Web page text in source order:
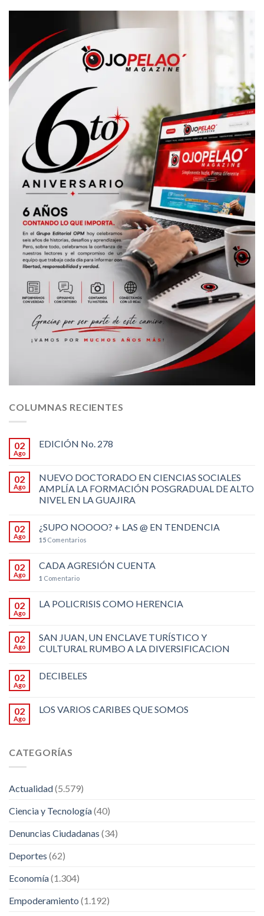
COLUMNAS RECIENTES
02
Ago
EDICIÓN No. 278
02
Ago
NUEVO DOCTORADO EN CIENCIAS SOCIALES
AMPLÍA LA FORMACIÓN POSGRADUAL DE ALTO
NIVEL EN LA GUAJIRA
02
Ago
¿SUPO NOOOO? + LAS @ EN TENDENCIA
15 Comentarios
02
Ago
CADA AGRESIÓN CUENTA
1 Comentario
02
Ago
LA POLICRISIS COMO HERENCIA
02
Ago
SAN JUAN, UN ENCLAVE TURÍSTICO Y
CULTURAL RUMBO A LA DIVERSIFICACION
02
Ago
DECIBELES
02
Ago
LOS VARIOS CARIBES QUE SOMOS
CATEGORÍAS
Actualidad(5.579)
Ciencia y Tecnología(40)
Denuncias Ciudadanas (34)
Deportes (62)
Economía(1.304)
Empoderamiento (1.192)